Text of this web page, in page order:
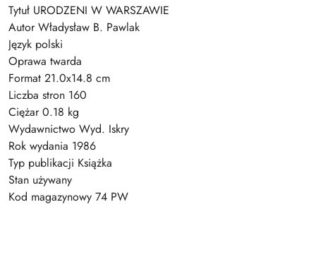
Tytuł URODZENI W WARSZAWIE
Autor Władysław B. Pawlak
Język polski
Oprawa twarda
Format 21.0x14.8 cm
Liczba stron 160
Ciężar 0.18 kg
Wydawnictwo Wyd. Iskry
Rok wydania 1986
Typ publikacji Książka
Stan używany
Kod magazynowy 74 PW